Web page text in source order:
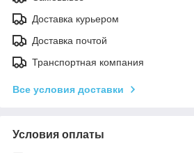
Доставка курьером
Доставка почтой
Транспортная компания
Все условия доставки
Условия оплаты